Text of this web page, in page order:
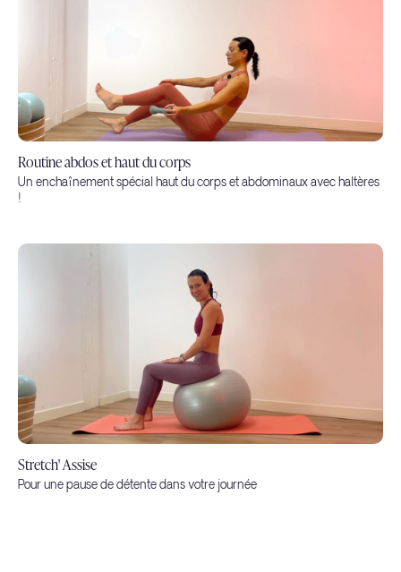
Routine abdos et haut du corps
Un enchaînement spécial haut du corps et abdominaux avec haltères
!
Stretch' Assise
Pour une pause de détente dans votre journée